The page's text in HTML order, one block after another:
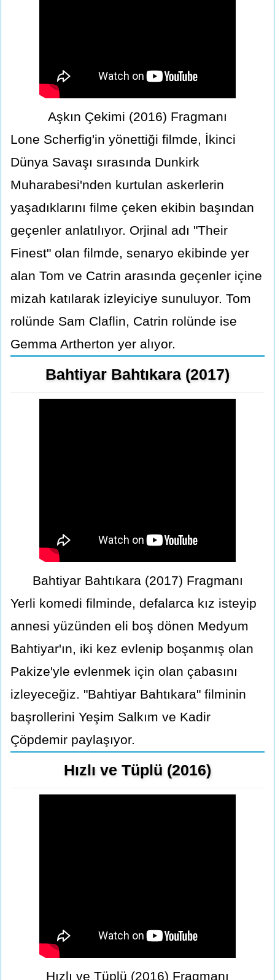
Aşkın Çekimi (2016) Fragmanı
Lone Scherfig'in yönettiği filmde, İkinci
Dünya Savaşı sırasında Dunkirk
Muharabesi'nden kurtulan askerlerin
yaşadıklarını filme çeken ekibin başından
geçenler anlatılıyor. Orjinal adı "Their
Finest" olan filmde, senaryo ekibinde yer
alan Tom ve Catrin arasında geçenler içine
mizah katılarak izleyiciye sunuluyor. Tom
rolünde Sam Claflin, Catrin rolünde ise
Gemma Artherton yer alıyor.
Bahtiyar Bahtıkara (2017)
Bahtiyar Bahtıkara (2017) Fragmanı
Yerli komedi filminde, defalarca kız isteyip
annesi yüzünden eli boş dönen Medyum
Bahtiyar'ın, iki kez evlenip boşanmış olan
Pakize'yle evlenmek için olan çabasını
izleyeceğiz. "Bahtiyar Bahtıkara" filminin
başrollerini Yeşim Salkım ve Kadir
Çöpdemir paylaşıyor.
Hızlı ve Tüplü (2016)
Hızlı ve Tüplü (2016) Fragmanı